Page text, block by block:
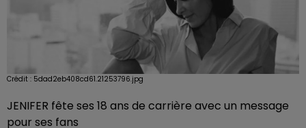
Crédit : 5dad2eb408cd61.21253796.jpg
JENIFER fête ses 18 ans de carrière avec un message
pour ses fans